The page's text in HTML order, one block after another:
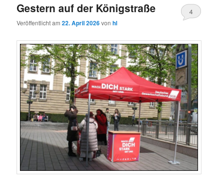
Gestern auf der Königstraße
Veröffentlicht am22. April 2026vonhl
4